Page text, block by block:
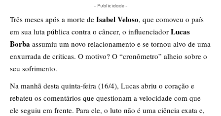
- Publicidade -
Três meses após a morte de Isabel Veloso, que comoveu o país
em sua luta pública contra o câncer, o influenciador Lucas
Borba assumiu um novo relacionamento e se tornou alvo de uma
enxurrada de críticas. O motivo? O “cronômetro” alheio sobre o
seu sofrimento.
Na manhã desta quinta-feira (16/4), Lucas abriu o coração e
rebateu os comentários que questionam a velocidade com que
ele seguiu em frente. Para ele, o luto não é uma ciência exata e,